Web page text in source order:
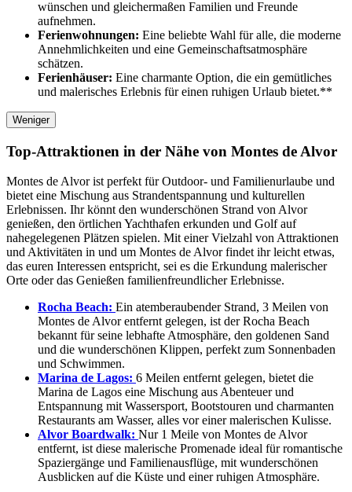
wünschen und gleichermaßen Familien und Freunde
aufnehmen.
Ferienwohnungen: Eine beliebte Wahl für alle, die moderne
Annehmlichkeiten und eine Gemeinschaftsatmosphäre
schätzen.
Ferienhäuser: Eine charmante Option, die ein gemütliches
und malerisches Erlebnis für einen ruhigen Urlaub bietet.**
Weniger
Top-Attraktionen in der Nähe von Montes de Alvor
Montes de Alvor ist perfekt für Outdoor- und Familienurlaube und
bietet eine Mischung aus Strandentspannung und kulturellen
Erlebnissen. Ihr könnt den wunderschönen Strand von Alvor
genießen, den örtlichen Yachthafen erkunden und Golf auf
nahegelegenen Plätzen spielen. Mit einer Vielzahl von Attraktionen
und Aktivitäten in und um Montes de Alvor findet ihr leicht etwas,
das euren Interessen entspricht, sei es die Erkundung malerischer
Orte oder das Genießen familienfreundlicher Erlebnisse.
Rocha Beach: Ein atemberaubender Strand, 3 Meilen von
Montes de Alvor entfernt gelegen, ist der Rocha Beach
bekannt für seine lebhafte Atmosphäre, den goldenen Sand
und die wunderschönen Klippen, perfekt zum Sonnenbaden
und Schwimmen.
Marina de Lagos: 6 Meilen entfernt gelegen, bietet die
Marina de Lagos eine Mischung aus Abenteuer und
Entspannung mit Wassersport, Bootstouren und charmanten
Restaurants am Wasser, alles vor einer malerischen Kulisse.
Alvor Boardwalk: Nur 1 Meile von Montes de Alvor
entfernt, ist diese malerische Promenade ideal für romantische
Spaziergänge und Familienausflüge, mit wunderschönen
Ausblicken auf die Küste und einer ruhigen Atmosphäre.